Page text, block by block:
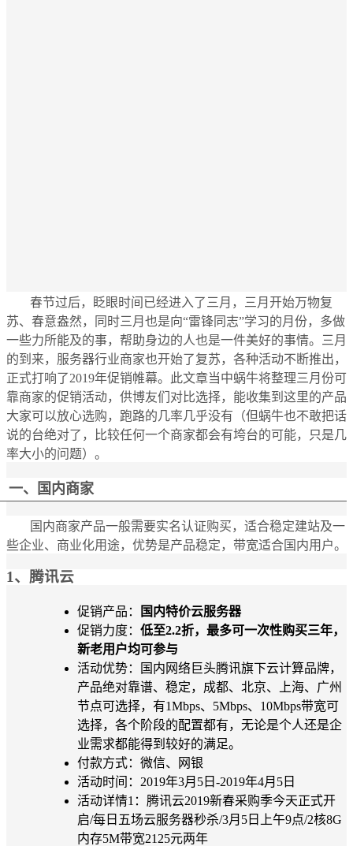
春节过后，眨眼时间已经进入了三月，三月开始万物复
苏、春意盎然，同时三月也是向“雷锋同志”学习的月份，多做
一些力所能及的事，帮助身边的人也是一件美好的事情。三月
的到来，服务器行业商家也开始了复苏，各种活动不断推出，
正式打响了2019年促销帷幕。此文章当中蜗牛将整理三月份可
靠商家的促销活动，供博友们对比选择，能收集到这里的产品
大家可以放心选购，跑路的几率几乎没有（但蜗牛也不敢把话
说的台绝对了，比较任何一个商家都会有垮台的可能，只是几
率大小的问题）。
一、国内商家
国内商家产品一般需要实名认证购买，适合稳定建站及一
些企业、商业化用途，优势是产品稳定，带宽适合国内用户。
1、腾讯云
促销产品：
国内特价云服务器
促销力度： 低至2.2折，最多可一次性购买三年，
新老用户均可参与
活动优势：国内网络巨头腾讯旗下云计算品牌，
产品绝对靠谱、稳定，成都、北京、上海、广州
节点可选择，有1Mbps、5Mbps、10Mbps带宽可
选择，各个阶段的配置都有，无论是个人还是企
业需求都能得到较好的满足。
付款方式：微信、网银
活动时间：2019年3月5日-2019年4月5日
活动详情1：腾讯云2019新春采购季今天正式开
启/每日五场云服务器秒杀/3月5日上午9点/2核8G
内存5M带宽2125元两年